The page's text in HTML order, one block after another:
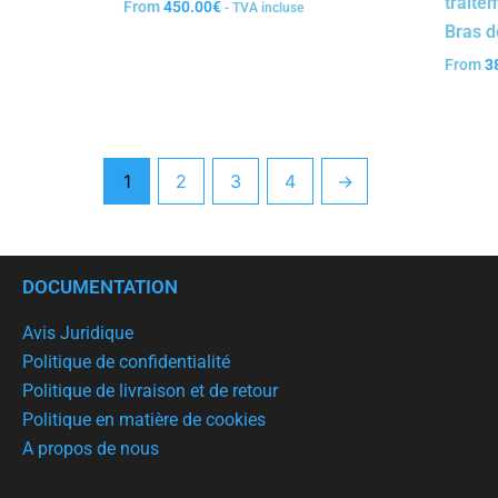
From450.00€ - TVA incluse
Bras
From
1 2 3 4 →
DOCUMENTATION
Avis Juridique
Politique de confidentialité
Politique de livraison et de retour
Politique en matière de cookies
A propos de nous